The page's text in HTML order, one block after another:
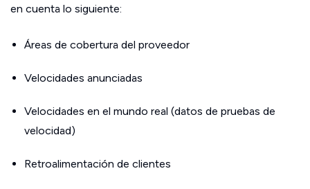
en cuenta lo siguiente:
Áreas de cobertura del proveedor
Velocidades anunciadas
Velocidades en el mundo real (datos de pruebas de
velocidad)
Retroalimentación de clientes